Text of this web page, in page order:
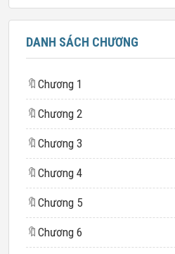
DANH SÁCH CHƯƠNG
🔖 Chương 1
🔖 Chương 2
🔖 Chương 3
🔖 Chương 4
🔖 Chương 5
🔖 Chương 6